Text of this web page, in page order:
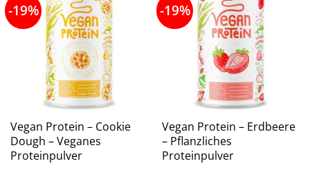
-19%
Vegan Protein – Cookie
Dough – Veganes
Proteinpulver
-19%
Vegan Protein – Erdbeere
– Pflanzliches
Proteinpulver